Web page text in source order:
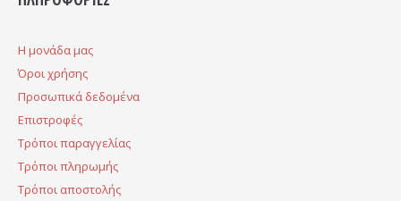
H μονάδα μας
Όροι χρήσης
Προσωπικά δεδομένα
Επιστροφές
Τρόποι παραγγελίας
Τρόποι πληρωμής
Τρόποι αποστολής